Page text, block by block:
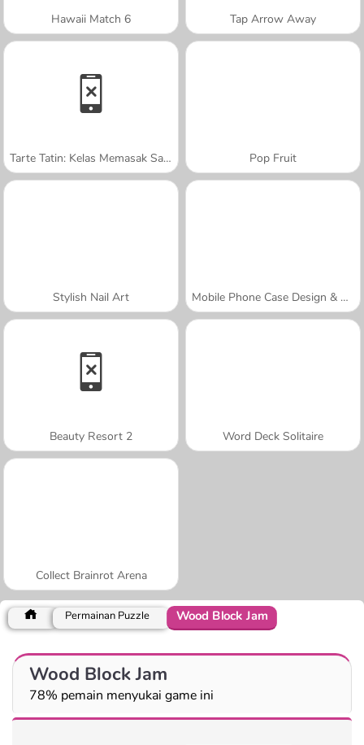
Hawaii Match 6 Tap Arrow Away
Tarte Tatin: Kelas Memasak Sara Pop Fruit
Stylish Nail Art Mobile Phone Case Design & DIY
Beauty Resort 2 Word Deck Solitaire
Collect Brainrot Arena
Permainan Puzzle Wood Block Jam
Wood Block Jam
78% pemain menyukai game ini